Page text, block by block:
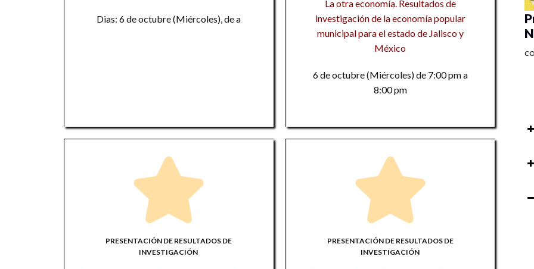
Dias: 6 de octubre (Miércoles), de a
La otra economía. Resultados de
investigación de la economía popular
municipal para el estado de Jalisco y
México
6 de octubre (Miércoles) de 7:00 pm a
8:00 pm
PRESENTACIÓN DE RESULTADOS DE
INVESTIGACIÓN
PRESENTACIÓN DE RESULTADOS DE
INVESTIGACIÓN